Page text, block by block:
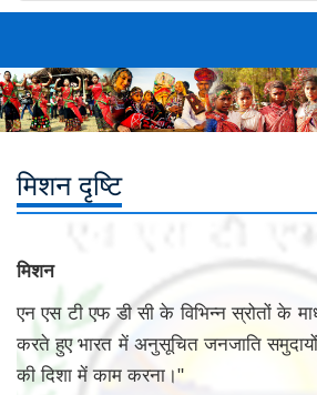
मिशन दृष्टि
मिशन
एन एस टी एफ डी सी के विभिन्न स्रोतों के
करते हुए भारत में अनुसूचित जनजाति
की दिशा में काम करना।"